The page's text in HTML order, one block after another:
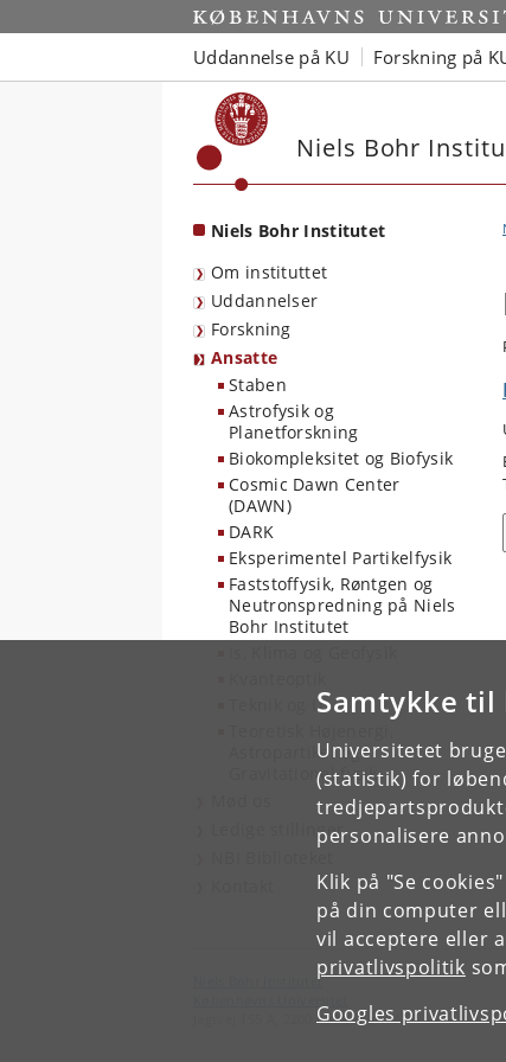
Samtykke til
Universitetet
(statistik) for
personalisere
Klik på "Se
på din computer
vil acceptere eller
privatlivspolitik
Googles
Start
Uddannelse på KU Forskning på
Niels Bohr
Niels Bohr Institutet
Om instituttet
Uddannelser
Forskning
Ansatte
Staben
Astrofysik og
Planetforskning
Biokompleksitet og Biofysik
Cosmic Dawn Center
(DAWN)
DARK
Eksperimentel Partikelfysik
Faststoffysik, Røntgen og
Neutronspredning på Niels
Bohr Institutet
Teknik og IT
Astropartikel og
Gravitationel fysik
Ledige stillinger
Niels Bohr Institutet
Jagtvej 155 A, 2200 København N.